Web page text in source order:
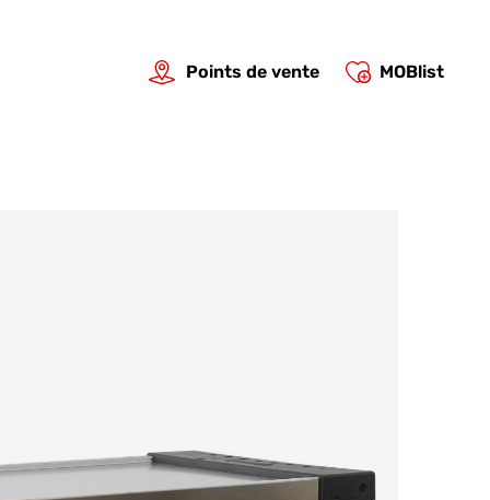
Points de vente MOBlist